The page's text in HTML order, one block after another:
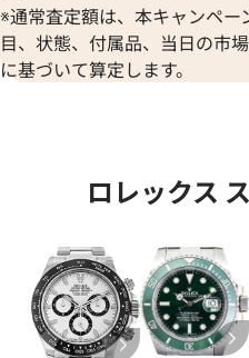
日時点の参考買取価格です
※通常査定額は、本キャンペ
目、状態、付属品、当日の市
に基づいて算定します。
ロレックス